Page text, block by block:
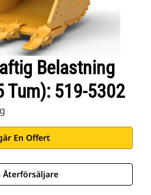
Belastning
Tum): 519-5302
En Offert
Återförsäljare